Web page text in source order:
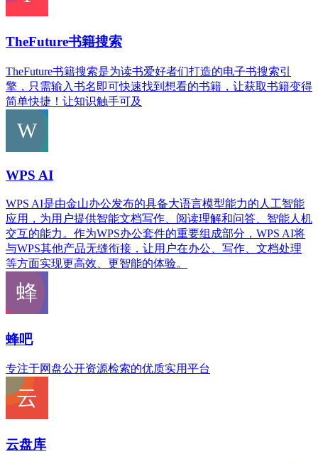
TheFuture书籍搜索
TheFuture书籍搜索是为读书爱好者们打造的电子书搜索引
擎，只需输入书名即可快速找到想看的书籍，让获取书籍变得
简单快捷！让知识触手可及
WPS AI
WPS AI是由金山办公发布的具备大语言模型能力的人工智能
应用，为用户提供智能文档写作、阅读理解和问答、智能人机
交互的能力。作为WPS办公套件的重要组成部分，WPS AI将
与WPS其他产品无缝衔接，让用户在办公、写作、文档处理
等方面实现更高效、更智能的体验。
蜂吧
专注于网盘公开资源检索的优质实用平台
云盘库